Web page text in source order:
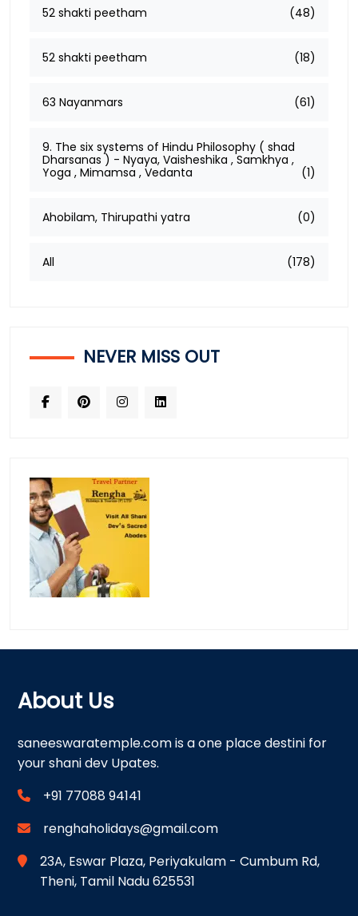
52 shakti peetham (48)
52 shakti peetham (18)
63 Nayanmars (61)
9. The six systems of Hindu Philosophy ( shad
Dharsanas ) - Nyaya, Vaisheshika , Samkhya ,
Yoga , Mimamsa , Vedanta
(1)
Ahobilam, Thirupathi yatra (0)
All (178)
NEVER MISS OUT
About Us
saneeswaratemple.com is a one place destini for
your shani dev Upates.
+91 77088 94141
renghaholidays@gmail.com
23A, Eswar Plaza, Periyakulam - Cumbum Rd,
Theni, Tamil Nadu 625531